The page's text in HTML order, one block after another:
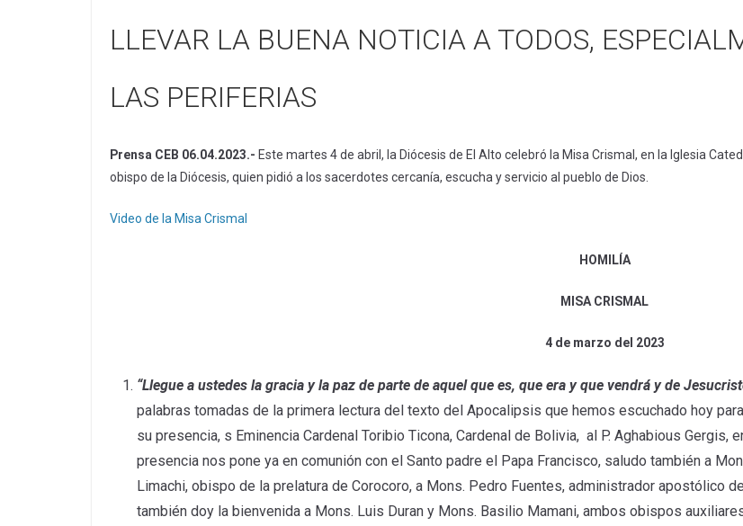
LLEVAR LA BUENA NOTICIA A TODOS,
LAS PERIFERIAS
Prensa CEB 06.04.2023.- Este martes 4 de abril, la Diócesis de El Alto celebró la Misa Crismal, en la Iglesia
obispo de la Diócesis, quien pidió a los sacerdotes cercanía, escucha y servicio al pueblo de Dios.
Video de la Misa Crismal
HOMILÍA
MISA CRISMAL
4 de marzo del 2023
“Llegue a ustedes la gracia y la paz de parte de aquel que es, que era y que vendrá y de
palabras tomadas de la primera lectura del texto del Apocalipsis que hemos escuchado hoy
su presencia, s Eminencia Cardenal Toribio Ticona, Cardenal de Bolivia, al P. Aghabious Gergis,
presencia nos pone ya en comunión con el Santo padre el Papa Francisco, saludo también a
Limachi, obispo de la prelatura de Corocoro, a Mons. Pedro Fuentes, administrador apostólico
también doy la bienvenida a Mons. Luis Duran y Mons. Basilio Mamani, ambos obispos